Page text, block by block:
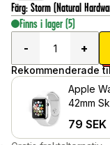
Färg: Storm (Natural
Finns i lager (5)
-
+
Rekommenderade
Apple
42mm
79 SEK